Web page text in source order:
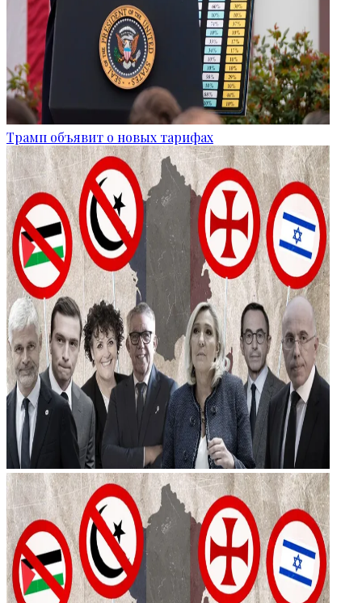
Трамп объявит о новых тарифах